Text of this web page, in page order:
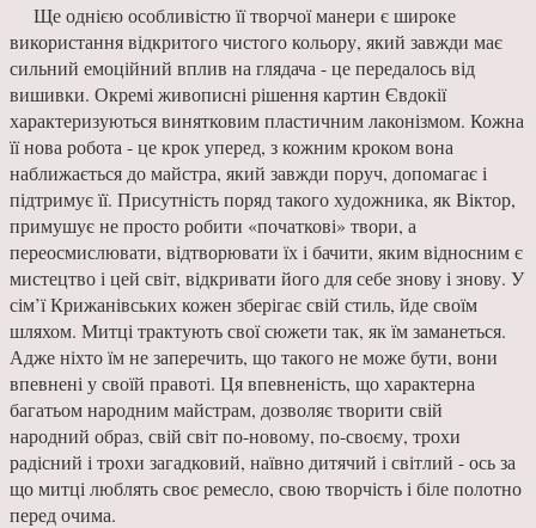
Ще однією особливістю її творчої мане­ри є широке
використання відкритого чисто­го кольору, який завжди має
сильний емоцій­ний вплив на глядача - це передалось від
вишивки. Окремі живописні рішення кар­тин Євдокії
характеризуються винятковим пластичним лаконізмом. Кожна
її нова робо­та - це крок уперед, з кожним кроком вона
наближається до майстра, який завжди поруч, допо­магає і
підтримує її. При­сутність поряд такого ху­дожника, як Віктор,
при­мушує не просто робити «початкові» твори, а
переосмислювати, відтворюва­ти їх і бачити, яким відносним є
мистецтво і цей світ, відкривати його для себе знову і знову. У
сім’ї Крижанівських кожен зберігає свій стиль, йде своїм
шляхом. Митці трактують свої сюжети так, як їм заманеть­ся.
Адже ніхто їм не запе­речить, що такого не може бути, вони
впевнені у своїй правоті. Ця впевненість, що характерна
багатьом на­родним майстрам, дозволяє творити свій
народний образ, свій світ по-новому, по-своєму, трохи
радісний і тро­хи загадковий, наївно дитячий і світлий - ось за
що митці лю­блять своє ремесло, свою твор­чість і біле полотно
перед очима.